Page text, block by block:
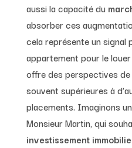
aussi la capacité du
absorber ces
cela représente un
appartement pour le
offre des perspectives
souvent supérieures à
placements. Imaginons
Monsieur Martin, qui
investissement